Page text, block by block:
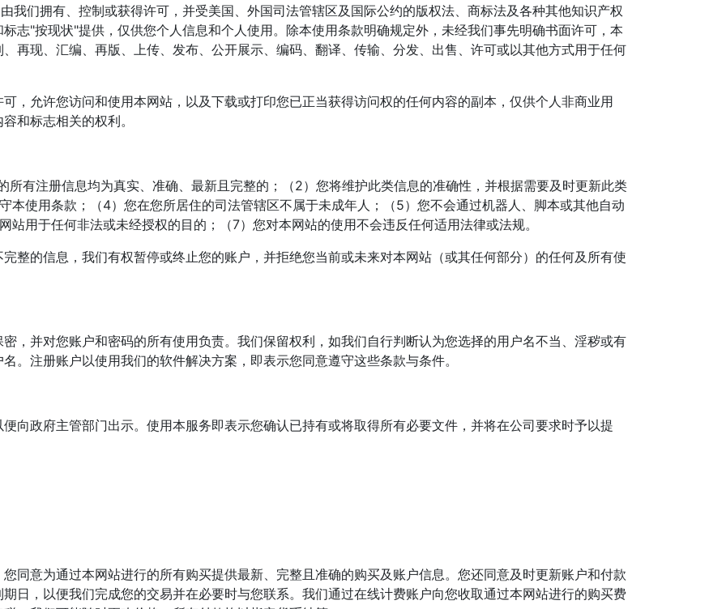
我们拥有、控制或获得许可，并受美国、外国司法管辖区及国际公约的版权法、商标法及各种其他知识产权
志"按现状"提供，仅供您个人信息和个人使用。除本使用条款明确规定外，未经我们事先明确书面许可，本
再现、汇编、再版、上传、发布、公开展示、编码、翻译、传输、分发、出售、许可或以其他方式用于任何
，允许您访问和使用本网站，以及下载或打印您已正当获得访问权的任何内容的副本，仅供个人非商业用
和标志相关的权利。
所有注册信息均为真实、准确、最新且完整的；（2）您将维护此类信息的准确性，并根据需要及时更新此类
本使用条款；（4）您在您所居住的司法管辖区不属于未成年人；（5）您不会通过机器人、脚本或其他自动
用于任何非法或未经授权的目的；（7）您对本网站的使用不会违反任何适用法律或法规。
整的信息，我们有权暂停或终止您的账户，并拒绝您当前或未来对本网站（或其任何部分）的任何及所有使
，并对您账户和密码的所有使用负责。我们保留权利，如我们自行判断认为您选择的用户名不当、淫秽或有
。注册账户以使用我们的软件解决方案，即表示您同意遵守这些条款与条件。
向政府主管部门出示。使用本服务即表示您确认已持有或将取得所有必要文件，并将在公司要求时予以提
同意为通过本网站进行的所有购买提供最新、完整且准确的购买及账户信息。您还同意及时更新账户和付款
日，以便我们完成您的交易并在必要时与您联系。我们通过在线计费账户向您收取通过本网站进行的购买费